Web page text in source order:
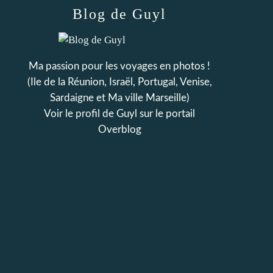
Blog de Guyl
Ma passion pour les voyages en photos !
(Ile de la Réunion, Israël, Portugal, Venise,
Sardaigne et Ma ville Marseille)
Voir le profil de Guyl sur le portail
Overblog